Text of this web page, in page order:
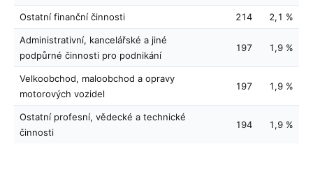
Ostatní finanční činnosti 214 2,1 %
Administrativní, kancelářské a jiné
podpůrné činnosti pro podnikání
197 1,9 %
Velkoobchod, maloobchod a opravy
motorových vozidel
197 1,9 %
Ostatní profesní, vědecké a technické
činnosti
194 1,9 %